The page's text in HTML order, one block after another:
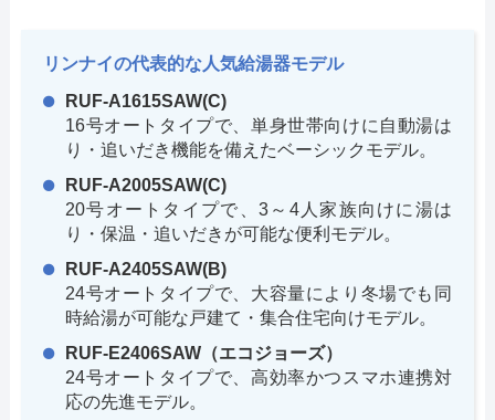
リンナイの代表的な人気給湯器モデル
RUF-A1615SAW(C)
16号オートタイプで、単身世帯向けに自動湯は
り・追いだき機能を備えたベーシックモデル。
RUF-A2005SAW(C)
20号オートタイプで、3～4人家族向けに湯は
り・保温・追いだきが可能な便利モデル。
RUF-A2405SAW(B)
24号オートタイプで、大容量により冬場でも同
時給湯が可能な戸建て・集合住宅向けモデル。
RUF-E2406SAW（エコジョーズ）
24号オートタイプで、高効率かつスマホ連携対
応の先進モデル。